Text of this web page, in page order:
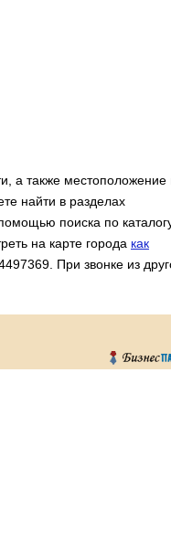
а также местоположение
найти в разделах
поиска по
на карте города как
При звонке из